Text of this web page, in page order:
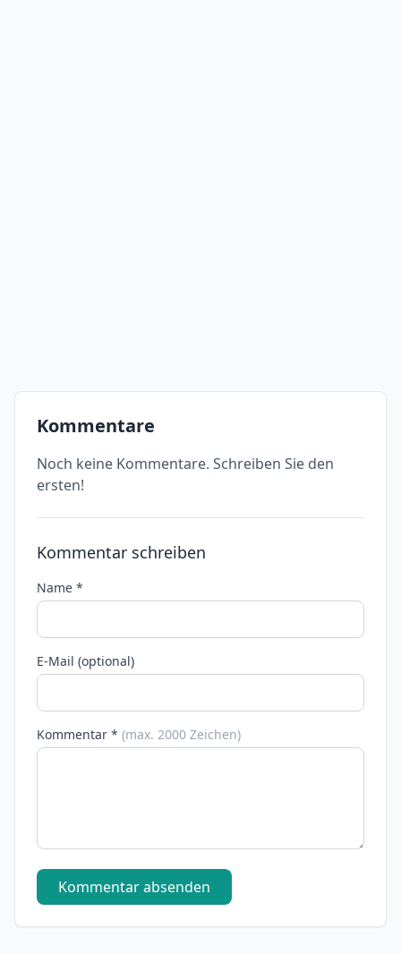
Kommentare
Noch keine Kommentare. Schreiben Sie den
ersten!
Kommentar schreiben
Name *
E-Mail (optional)
Kommentar * (max. 2000 Zeichen)
Kommentar absenden